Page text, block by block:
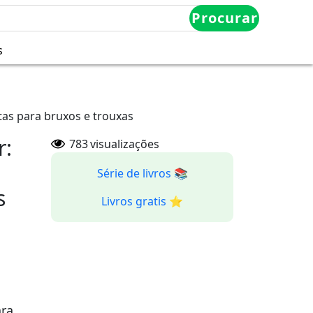
Procurar
para bruxos e trouxas
783visualizações
Série de livros 📚
Livros gratis ⭐️